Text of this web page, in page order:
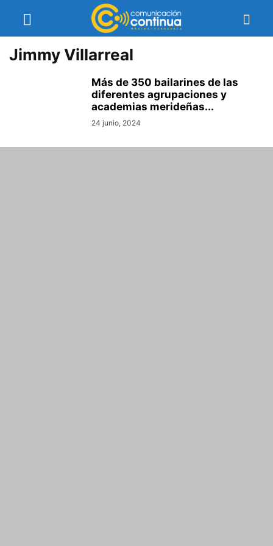
Jimmy Villarreal
Más de 350 bailarines de las
diferentes agrupaciones y
academias merideñas...
24 junio, 2024